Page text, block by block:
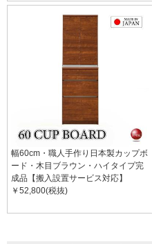
幅60cm・職人手作り日本製カップボ
ード・木目ブラウン・ハイタイプ完
成品【搬入設置サービス対応】
￥52,800(税抜)